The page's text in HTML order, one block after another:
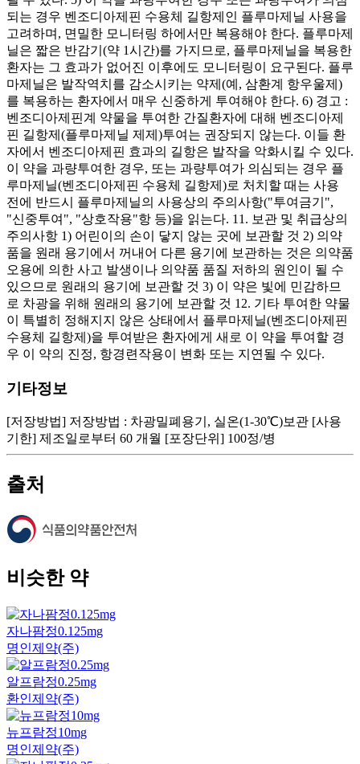
기타정보
[저장방법] 저장방법 : 차광밀폐용기, 실온(1-30℃)보관 [사용
기한] 제조일로부터 60 개월 [포장단위] 100정/병
출처
비슷한 약
자나팜정0.125mg
명인제약(주)
알프람정0.25mg
환인제약(주)
뉴프람정10mg
명인제약(주)